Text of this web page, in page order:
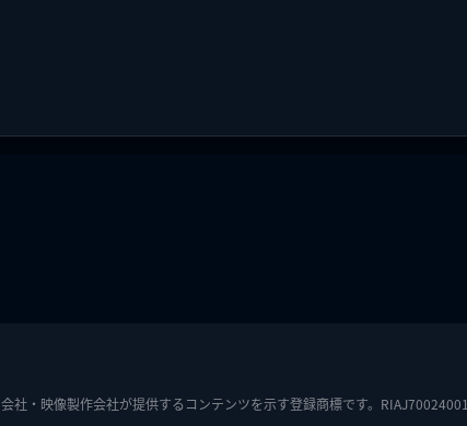
社・映像製作会社が提供するコンテンツを示す登録商標です。RIAJ70024001